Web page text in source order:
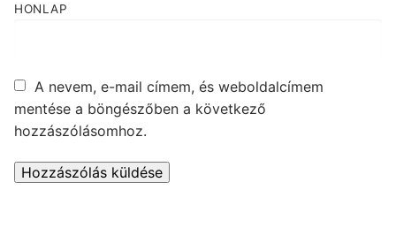
HONLAP
A nevem, e-mail címem, és weboldalcímem
mentése a böngészőben a következő
hozzászólásomhoz.